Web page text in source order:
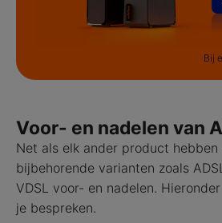
Bij
Voor- en nadelen van
Net als elk ander product hebben
bijbehorende varianten zoals
VDSL voor- en nadelen.
je bespreken.